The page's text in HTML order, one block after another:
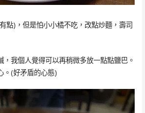
點)，但是怕小小橘不吃，改點炒麵，壽司
，我個人覺得可以再稍微多放一點點鹽巴。
。(好矛盾的心態)